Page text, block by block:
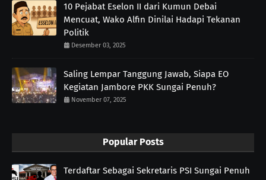
10 Pejabat Eselon II dari Kumun Debai
Mencuat, Wako Alfin Dinilai Hadapi Tekanan
Politik
Desember 03, 2025
Saling Lempar Tanggung Jawab, Siapa EO
Kegiatan Jambore PKK Sungai Penuh?
November 07, 2025
Popular Posts
Terdaftar Sebagai Sekretaris PSI Sungai Penuh